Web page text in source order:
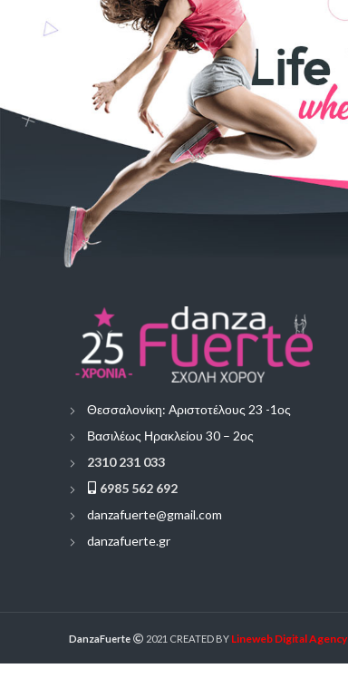
Θεσσαλονίκη: Αριστοτέλους 23 -1ος
Βασιλέως Ηρακλείου 30 – 2ος
2310 231 033
6985 562 692
danzafuerte@gmail.com
danzafuerte.gr
DanzaFuerte 2021 CREATED BY Lineweb Digital Agency